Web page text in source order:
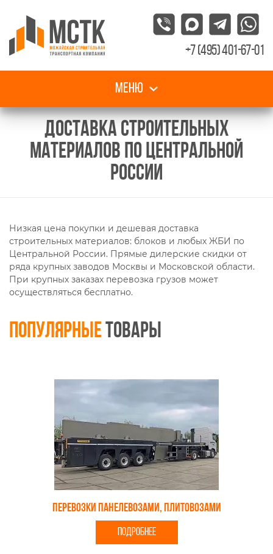
+7 (495) 401-67-01
Меню
ДОСТАВКА СТРОИТЕЛЬНЫХ
МАТЕРИАЛОВ ПО ЦЕНТРАЛЬНОЙ
РОССИИ
Низкая цена покупки и дешевая доставка
строительных материалов: блоков и любых ЖБИ по
Центральной России. Прямые дилерские скидки от
ряда крупных заводов Москвы и Московской области.
При крупных заказах перевозка грузов может
осуществляться бесплатно.
Популярные товары
Перевозки панелевозами, плитовозами
ПОДРОБНЕЕ